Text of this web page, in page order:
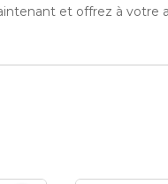
et offrez à votre